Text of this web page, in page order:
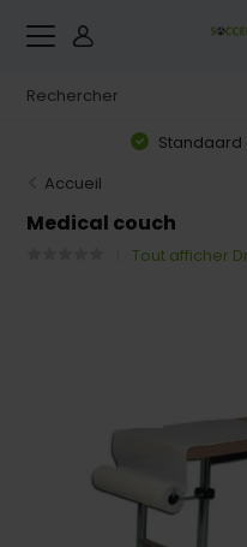
Standaard
Accueil
Medical couch
Tout afficher